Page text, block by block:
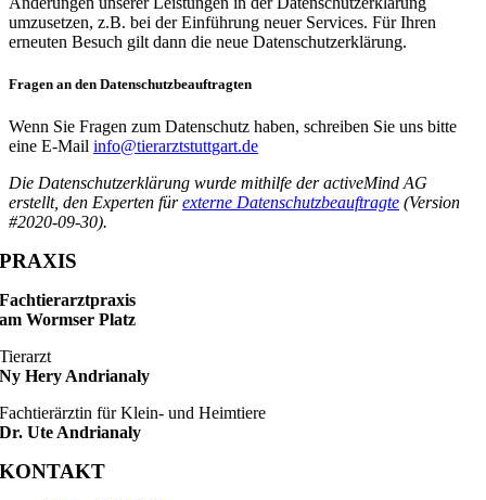
umzusetzen, z.B. bei der Einführung neuer Services. Für Ihren
erneuten Besuch gilt dann die neue Datenschutzerklärung.
Fragen an den Datenschutzbeauftragten
Wenn Sie Fragen zum Datenschutz haben, schreiben Sie uns bitte
eine E-Mail info@tierarztstuttgart.de
Die Datenschutzerklärung wurde mithilfe der activeMind AG
erstellt, den Experten fürexterne Datenschutzbeauftragte (Version
#2020-09-30).
PRAXIS
Fachtierarztpraxis
am Wormser Platz
Tierarzt
Ny Hery Andrianaly
Fachtierärztin für Klein- und Heimtiere
Dr. Ute Andrianaly
KONTAKT